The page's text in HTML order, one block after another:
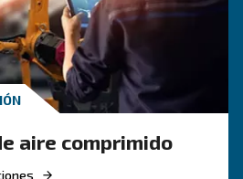
COMPRIMIDO
aire
saber